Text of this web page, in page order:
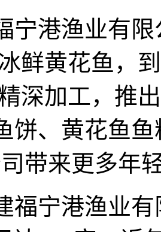
港渔业有限
鲜黄花鱼，
深加工，推
饼、黄花鱼
带来更多年
宁港渔业有